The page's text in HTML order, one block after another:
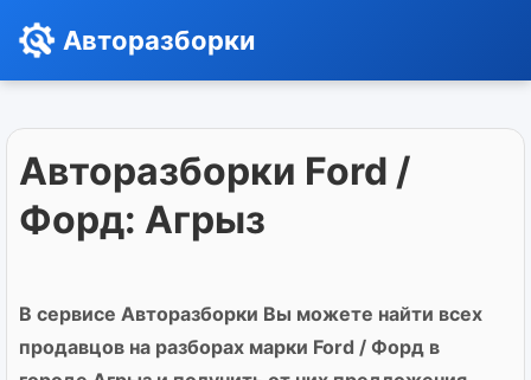
Авторазборки
Авторазборки Ford /
Форд: Агрыз
В сервисе Авторазборки Вы можете найти всех
продавцов на разборах марки Ford / Форд в